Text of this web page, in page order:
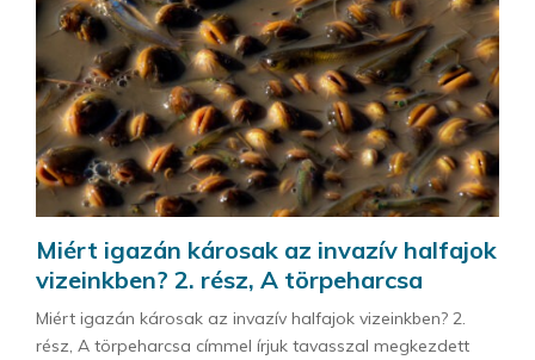
Miért igazán károsak az invazív halfajok
vizeinkben? 2. rész, A törpeharcsa
Miért igazán károsak az invazív halfajok vizeinkben? 2.
rész, A törpeharcsa címmel írjuk tavasszal megkezdett